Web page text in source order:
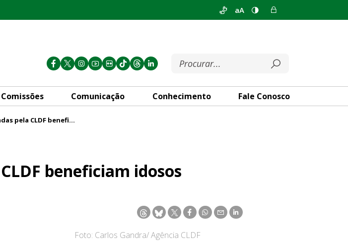
aA
Comissões Comunicação Conhecimento Fale Conosco
Proposições aprovadas pela CLDF beneficiam idosos
beneficiam idosos
Foto: Carlos Gandra/ Agência CLDF